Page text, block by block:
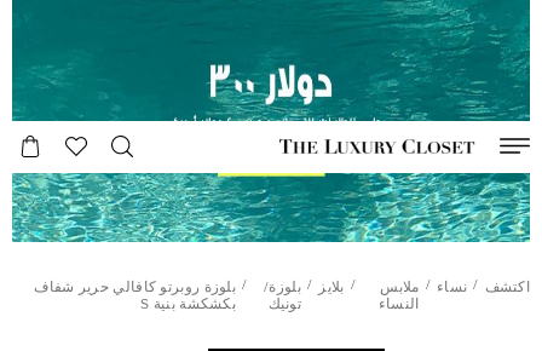
اكتشف / نساء / ملابس
النساء
/ بلايز / بلوزة/
تونيك
/ بلوزة روبرتو كافالي حرير شفاف
بكشكشة بنية S